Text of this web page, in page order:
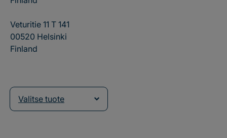
Veturitie 11 T 141
00520 Helsinki
Finland
Valitse tuote